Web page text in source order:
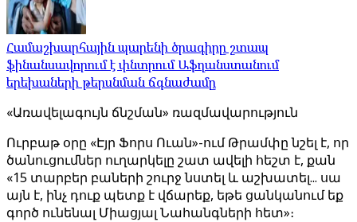
Համաշխարհային պարենի ծրագիրը շտապ
ֆինանսավորում է փնտրում Աֆղանստանում
երեխաների թերսնման ճգնաժամը
«Առավելագույն ճնշման» ռազմավարություն
Ուրբաթ օրը «Էյր Ֆորս Ուան»-ում Թրամփը նշել է, որ
ծանուցումներ ուղարկելը շատ ավելի հեշտ է, քան
«15 տարբեր բաների շուրջ նստել և աշխատել... սա
այն է, ինչ դուք պետք է վճարեք, եթե ցանկանում եք
գործ ունենալ Միացյալ Նահանգների հետ»։